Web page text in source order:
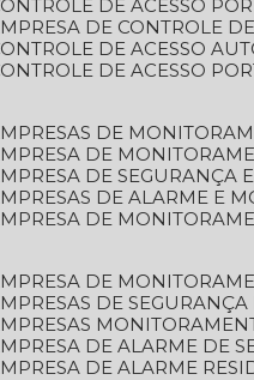
CONTROLE DE ACESSO
EMPRESA DE CONTROLE
CONTROLE DE ACESSO
CONTROLE DE ACESSO
EMPRESAS DE
EMPRESA DE
EMPRESA DE
EMPRESAS DE ALARME E
EMPRESA DE
EMPRESA DE
EMPRESAS DE
EMPRESAS
EMPRESA DE ALARME DE
EMPRESA DE ALARME